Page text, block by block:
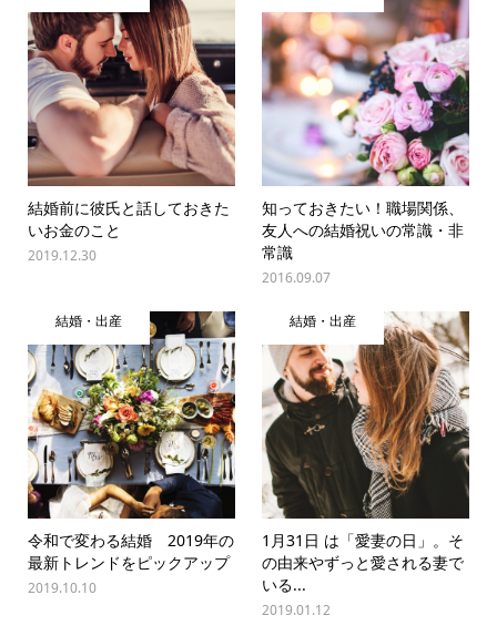
結婚前に彼氏と話しておきた
いお金のこと
2019.12.30
知っておきたい！職場関係、
友人への結婚祝いの常識・非
常識
2016.09.07
結婚・出産
令和で変わる結婚 2019年の
最新トレンドをピックアップ
2019.10.10
結婚・出産
1月31日 は「愛妻の日」。そ
の由来やずっと愛される妻で
いる...
2019.01.12